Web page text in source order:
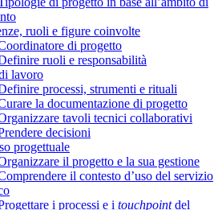
ruoli e figure coinvolte
di progetto
ruoli e responsabilità
lavoro
processi, strumenti e rituali
la documentazione di progetto
tavoli tecnici collaborativi
decisioni
progettuale
il progetto e la sua gestione
il contesto d’uso del servizio
i processi e i touchpointdel